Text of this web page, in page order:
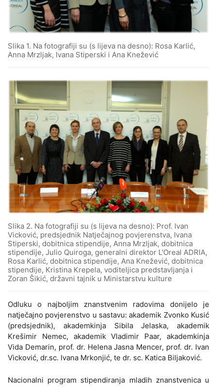
Slika 1. Na fotografiji su (s lijeva na desno): Rosa Karlić,
Anna Mrzljak, Ivana Stiperski i Ana Knežević
Slika 2. Na fotografiji su (s lijeva na desno): Prof. Ivan
Vicković, predsjednik Natječajnog povjerenstva, Ivana
Stiperski, dobitnica stipendije, Anna Mrzljak, dobitnica
stipendije, Julio Quiroga, generalni direktor L'Oreal ADRIA,
Rosa Karlić, dobitnica stipendije, Ana Knežević, dobitnica
stipendije, Kristina Krepela, voditeljica predstavljanja i
Zoran Šikić, državni tajnik u Ministarstvu kulture
Odluku o najboljim znanstvenim radovima donijelo je
natječajno povjerenstvo u sastavu: akademik Zvonko Kusić
(predsjednik), akademkinja Sibila Jelaska, akademik
Krešimir Nemec, akademik Vladimir Paar, akademkinja
Vida Demarin, prof. dr. Helena Jasna Mencer, prof. dr. Ivan
Vicković, dr.sc. Ivana Mrkonjić, te dr. sc. Katica Biljaković.
Nacionalni program stipendiranja mladih znanstvenica u